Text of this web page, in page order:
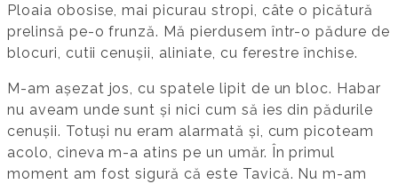
Ploaia obosise, mai picurau stropi, câte o picătură
prelinsă pe-o frunză. Mă pierdusem într-o pădure de
blocuri, cutii cenușii, aliniate, cu ferestre închise.
M-am așezat jos, cu spatele lipit de un bloc. Habar
nu aveam unde sunt și nici cum să ies din pădurile
cenușii. Totuși nu eram alarmată și, cum picoteam
acolo, cineva m-a atins pe un umăr. În primul
moment am fost sigură că este Tavică. Nu m-am